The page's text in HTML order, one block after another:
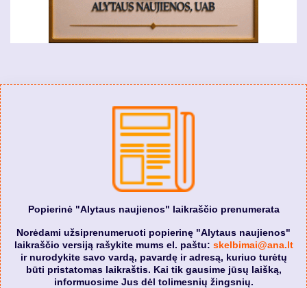
Popierinė "Alytaus naujienos" laikraščio prenumerata
Norėdami užsiprenumeruoti popierinę "Alytaus naujienos"
laikraščio versiją rašykite mums el. paštu: skelbimai@ana.lt
ir nurodykite savo vardą, pavardę ir adresą, kuriuo turėtų
būti pristatomas laikraštis. Kai tik gausime jūsų laišką,
informuosime Jus dėl tolimesnių žingsnių.